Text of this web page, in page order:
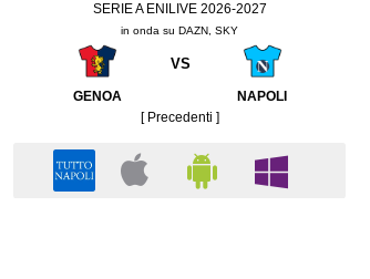
SERIE A ENILIVE 2026-2027
in onda su DAZN, SKY
VS
GENOA
NAPOLI
[ Precedenti ]